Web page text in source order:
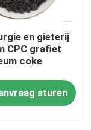
en gieterij
CPC grafiet
coke
sturen